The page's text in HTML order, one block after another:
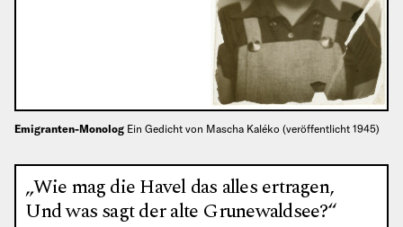
Emigranten-Monolog Ein Gedicht von Mascha Kaléko (veröffentlicht 1945)
„Wie mag die Havel das alles ertragen,
Und was sagt der alte Grunewaldsee?“